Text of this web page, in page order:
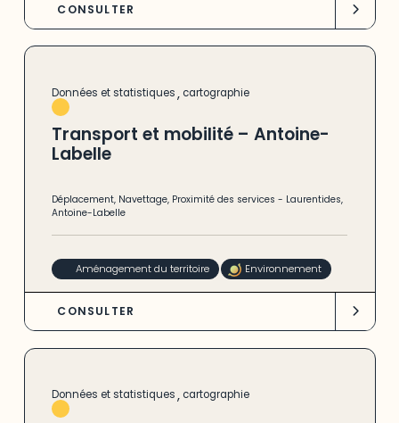
CONSULTER
Données et statistiques, cartographie
Transport et mobilité – Antoine-
Labelle
Déplacement, Navettage, Proximité des services - Laurentides,
Antoine-Labelle
Aménagement du territoire Environnement
CONSULTER
Données et statistiques, cartographie